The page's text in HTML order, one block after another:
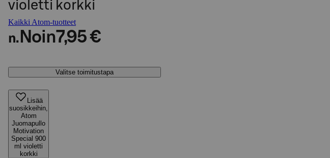
violetti korkki
Kaikki Atom-tuotteet
n. Noin7,95 €
Valitse toimitustapa
Lisää
suosikkeihin,
Atom
Juomapullo
Motivation
Special 900
ml violetti
korkki